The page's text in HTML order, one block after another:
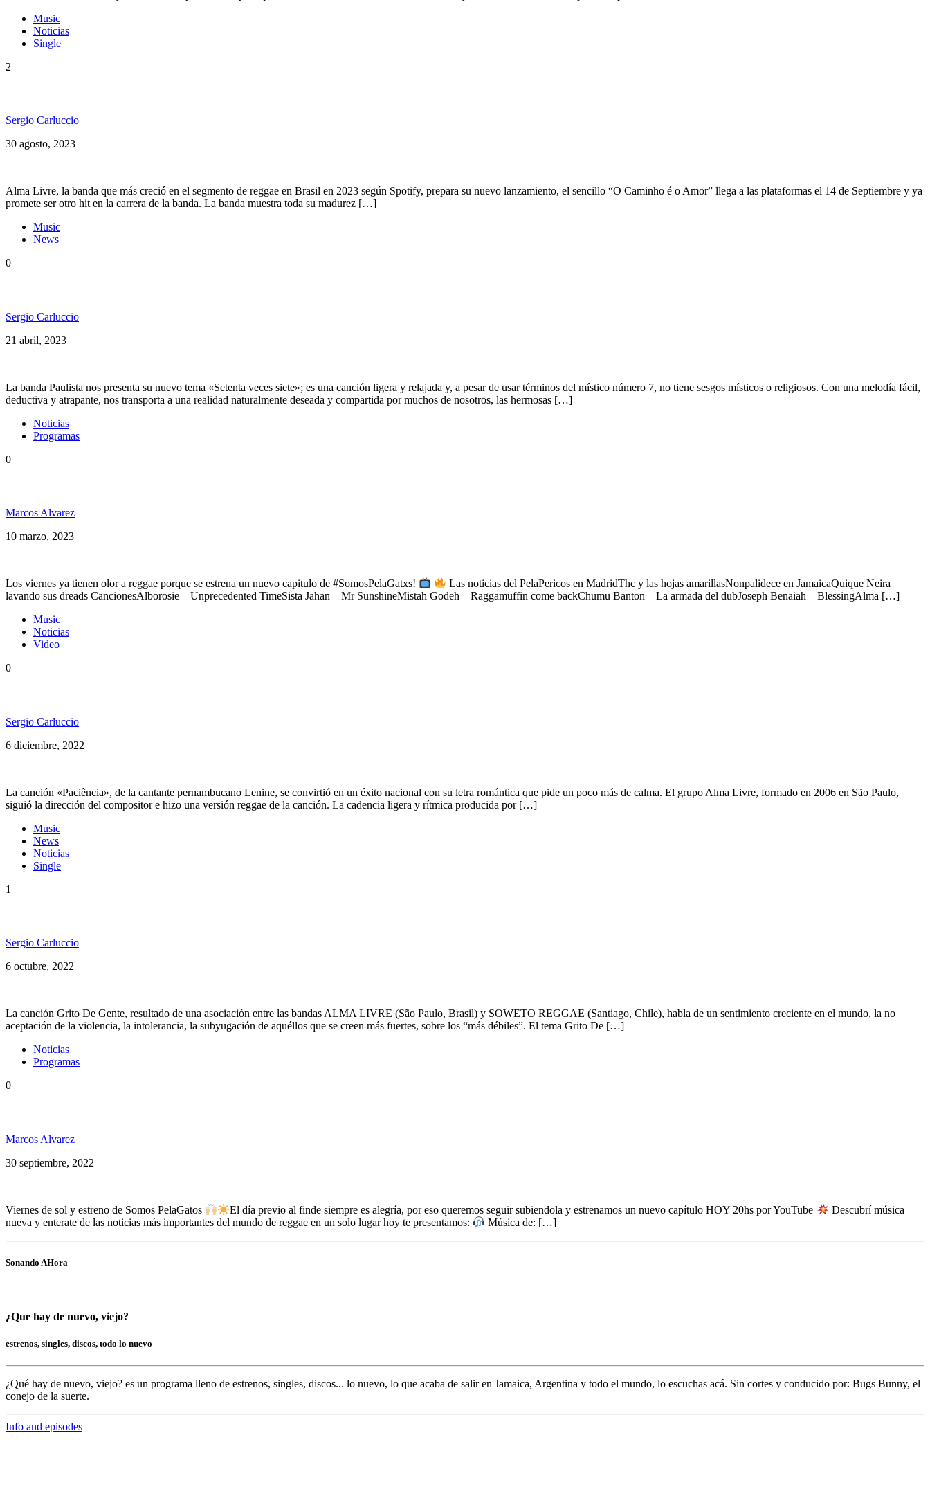
Music
Noticias
Single
2
Sergio Carluccio
30 agosto, 2023
Alma Livre, la banda que más creció en el segmento de reggae en Brasil en 2023 según Spotify, prepara su nuevo lanzamiento, el sencillo “O Caminho é o Amor” llega a las plataformas el 14 de Septiembre y ya
promete ser otro hit en la carrera de la banda. La banda muestra toda su madurez […]
Music
News
0
Sergio Carluccio
21 abril, 2023
La banda Paulista nos presenta su nuevo tema «Setenta veces siete»; es una canción ligera y relajada y, a pesar de usar términos del místico número 7, no tiene sesgos místicos o religiosos. Con una melodía fácil,
deductiva y atrapante, nos transporta a una realidad naturalmente deseada y compartida por muchos de nosotros, las hermosas […]
Noticias
Programas
0
Marcos Alvarez
10 marzo, 2023
Los viernes ya tienen olor a reggae porque se estrena un nuevo capitulo de #SomosPelaGatxs!
Las noticias del PelaPericos en MadridThc y las hojas amarillasNonpalidece en JamaicaQuique Neira
lavando sus dreads CancionesAlborosie – Unprecedented TimeSista Jahan – Mr SunshineMistah Godeh – Raggamuffin come backChumu Banton – La armada del dubJoseph Benaiah – BlessingAlma […]
Music
Noticias
Video
0
Sergio Carluccio
6 diciembre, 2022
La canción «Paciência», de la cantante pernambucano Lenine, se convirtió en un éxito nacional con su letra romántica que pide un poco más de calma. El grupo Alma Livre, formado en 2006 en São Paulo,
siguió la dirección del compositor e hizo una versión reggae de la canción. La cadencia ligera y rítmica producida por […]
Music
News
Noticias
Single
1
Sergio Carluccio
6 octubre, 2022
La canción Grito De Gente, resultado de una asociación entre las bandas ALMA LIVRE (São Paulo, Brasil) y SOWETO REGGAE (Santiago, Chile), habla de un sentimiento creciente en el mundo, la no
aceptación de la violencia, la intolerancia, la subyugación de aquéllos que se creen más fuertes, sobre los “más débiles”. El tema Grito De […]
Noticias
Programas
0
Marcos Alvarez
30 septiembre, 2022
Viernes de sol y estreno de Somos PelaGatos El día previo al finde siempre es alegría, por eso queremos seguir subiendola y estrenamos un nuevo capítulo HOY 20hs por YouTube
Descubrí música
nueva y enterate de las noticias más importantes del mundo de reggae en un solo lugar hoy te presentamos:
Música de: […]
Sonando AHora
¿Que hay de nuevo, viejo?
estrenos, singles, discos, todo lo nuevo
¿Qué hay de nuevo, viejo? es un programa lleno de estrenos, singles, discos... lo nuevo, lo que acaba de salir en Jamaica, Argentina y todo el mundo, lo escuchas acá. Sin cortes y conducido por: Bugs Bunny, el
conejo de la suerte.
Info and episodes